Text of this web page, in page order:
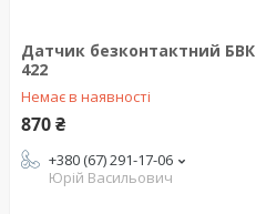
Датчик безконтактний БВК
422
Немає в наявності
870 ₴
+380 (67) 291-17-06
Юрій Васильович